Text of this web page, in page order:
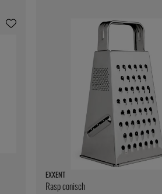
EXXENT
Rasp conisch